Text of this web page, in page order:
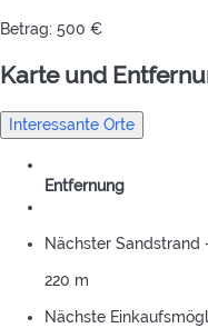
Betrag: 500 €
Karte und
Interessante Orte
Entfernung
Nächster Sandstrand
220 m
Nächste